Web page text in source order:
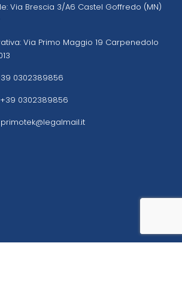
Via Brescia 3/A6 Castel Goffredo (MN)
Via Primo Maggio 19 Carpenedolo
0302389856
0302389856
primotek@legalmail.it